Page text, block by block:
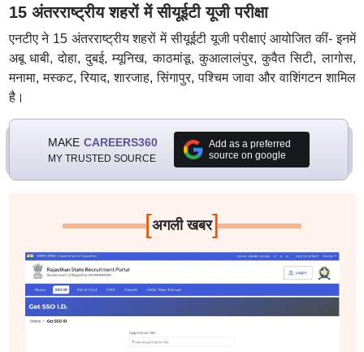
15 अंतरराष्ट्रीय शहरों में सीयूईटी यूजी परीक्षा
एनटीए ने 15 अंतरराष्ट्रीय शहरों में सीयूईटी यूजी परीक्षाएं आयोजित कीं- इनमें
अबू धाबी, दोहा, दुबई, म्यूनिख, काठमांडू, कुआलालंपुर, कुवैत सिटी, लागोस,
मनामा, मस्कट, रियाद, शारजाह, सिंगापुर, पश्चिम जावा और वाशिंगटन शामिल
है।
MAKE CAREERS360
MY TRUSTED SOURCE
Add as a preferred
source on google
[अगली खबर]